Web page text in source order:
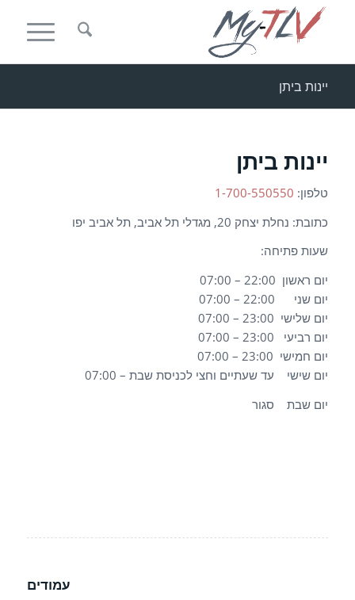
יינות ביתן
יינות ביתן
טלפון: 1-700-550550
כתובת: נחלת יצחק 20, מגדלי תל אביב, תל אביב יפו
שעות פתיחה:
יום ראשון 22:00 – 07:00
יום שני 22:00 – 07:00
יום שלישי 23:00 – 07:00
יום רביעי 23:00 – 07:00
יום חמישי 23:00 – 07:00
יום שישי עד שעתיים וחצי לכניסת שבת – 07:00
יום שבת סגור
עמודים